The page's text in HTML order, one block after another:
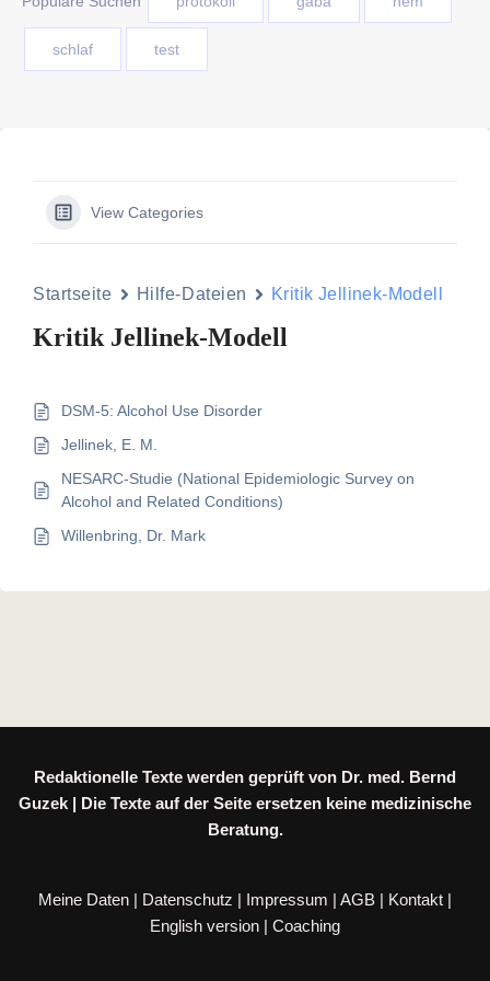
schlaf test
View Categories
Startseite Hilfe-Dateien Kritik Jellinek-Modell
Kritik Jellinek-Modell
DSM-5: Alcohol Use Disorder
Jellinek, E. M.
NESARC-Studie (National Epidemiologic Survey on
Alcohol and Related Conditions)
Willenbring, Dr. Mark
Redaktionelle Texte werden geprüft von Dr. med. Bernd
Guzek | Die Texte auf der Seite ersetzen keine medizinische
Beratung.
Meine Daten | Datenschutz | Impressum | AGB | Kontakt |
English version | Coaching